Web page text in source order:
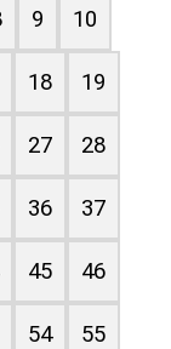
9 10
18 19
27 28
36 37
45 46
54 55